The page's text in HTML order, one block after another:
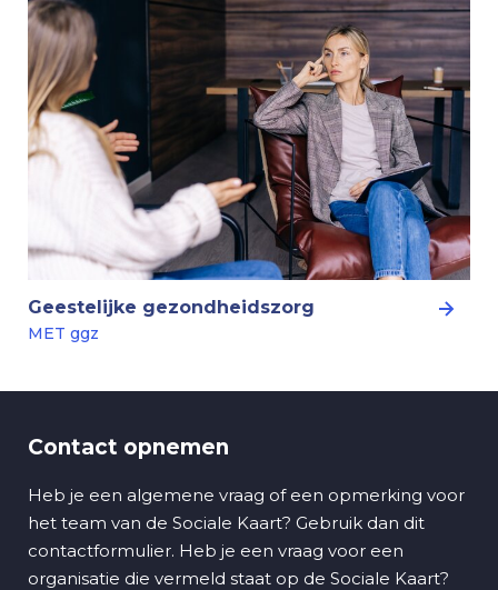
Geestelijke gezondheidszorg
MET ggz
Contact opnemen
Heb je een algemene vraag of een opmerking voor
het team van de Sociale Kaart? Gebruik dan dit
contactformulier. Heb je een vraag voor een
organisatie die vermeld staat op de Sociale Kaart?